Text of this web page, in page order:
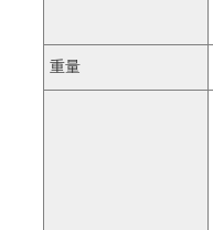
重量